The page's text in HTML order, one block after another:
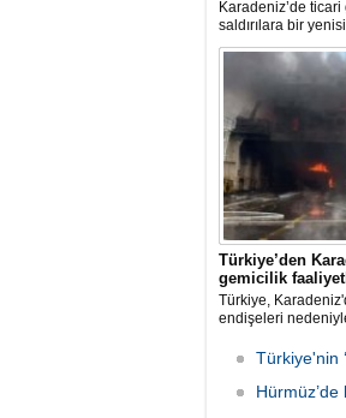
Karadeniz’de
saldırılara bir
açıklarında birden
aldığı Alman
gemisinde yangın
durunca
Türkiye’den
gemicilik
Türkiye,
endişeleri
bölgedeki gıda
Türkiye'nin